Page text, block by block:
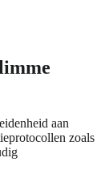
aan
zoals